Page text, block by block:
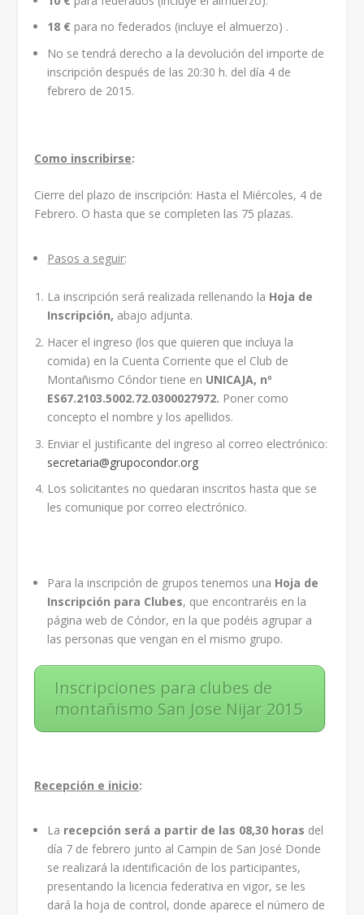
18 € para no federados (incluye el almuerzo) .
No se tendrá derecho a la devolución del importe de
inscripción después de las 20:30 h. del día 4 de
febrero de 2015.
Como inscribirse:
Cierre del plazo de inscripción: Hasta el Miércoles, 4 de
Febrero. O hasta que se completen las 75 plazas.
Pasos a seguir:
La inscripción será realizada rellenando la Hoja de
Inscripción, abajo adjunta.
Hacer el ingreso (los que quieren que incluya la
comida) en la Cuenta Corriente que el Club de
Montañismo Cóndor tiene en UNICAJA, nº
ES67.2103.5002.72.0300027972. Poner como
concepto el nombre y los apellidos.
Enviar el justificante del ingreso al correo electrónico:
secretaria@grupocondor.org
Los solicitantes no quedaran inscritos hasta que se
les comunique por correo electrónico.
Para la inscripción de grupos tenemos una Hoja de
Inscripción para Clubes, que encontraréis en la
página web de Cóndor, en la que podéis agrupar a
las personas que vengan en el mismo grupo.
Inscripciones para clubes de
montañismo San Jose Nijar 2015
Recepción e inicio:
La recepción será a partir de las 08,30 horas del
día 7 de febrero junto al Campin de San José Donde
se realizará la identificación de los participantes,
presentando la licencia federativa en vigor, se les
dará la hoja de control, donde aparece el número de